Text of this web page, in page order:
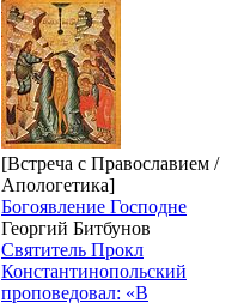
[Встреча с Православием /
Апологетика]
Богоявление Господне
Георгий Битбунов
Святитель Прокл
Константинопольский
проповедовал: «В